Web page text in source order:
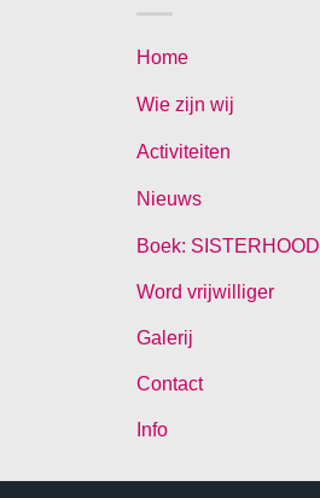
Home
Wie zijn wij
Activiteiten
Nieuws
Boek: SISTERHOOD
Word vrijwilliger
Galerij
Contact
Info